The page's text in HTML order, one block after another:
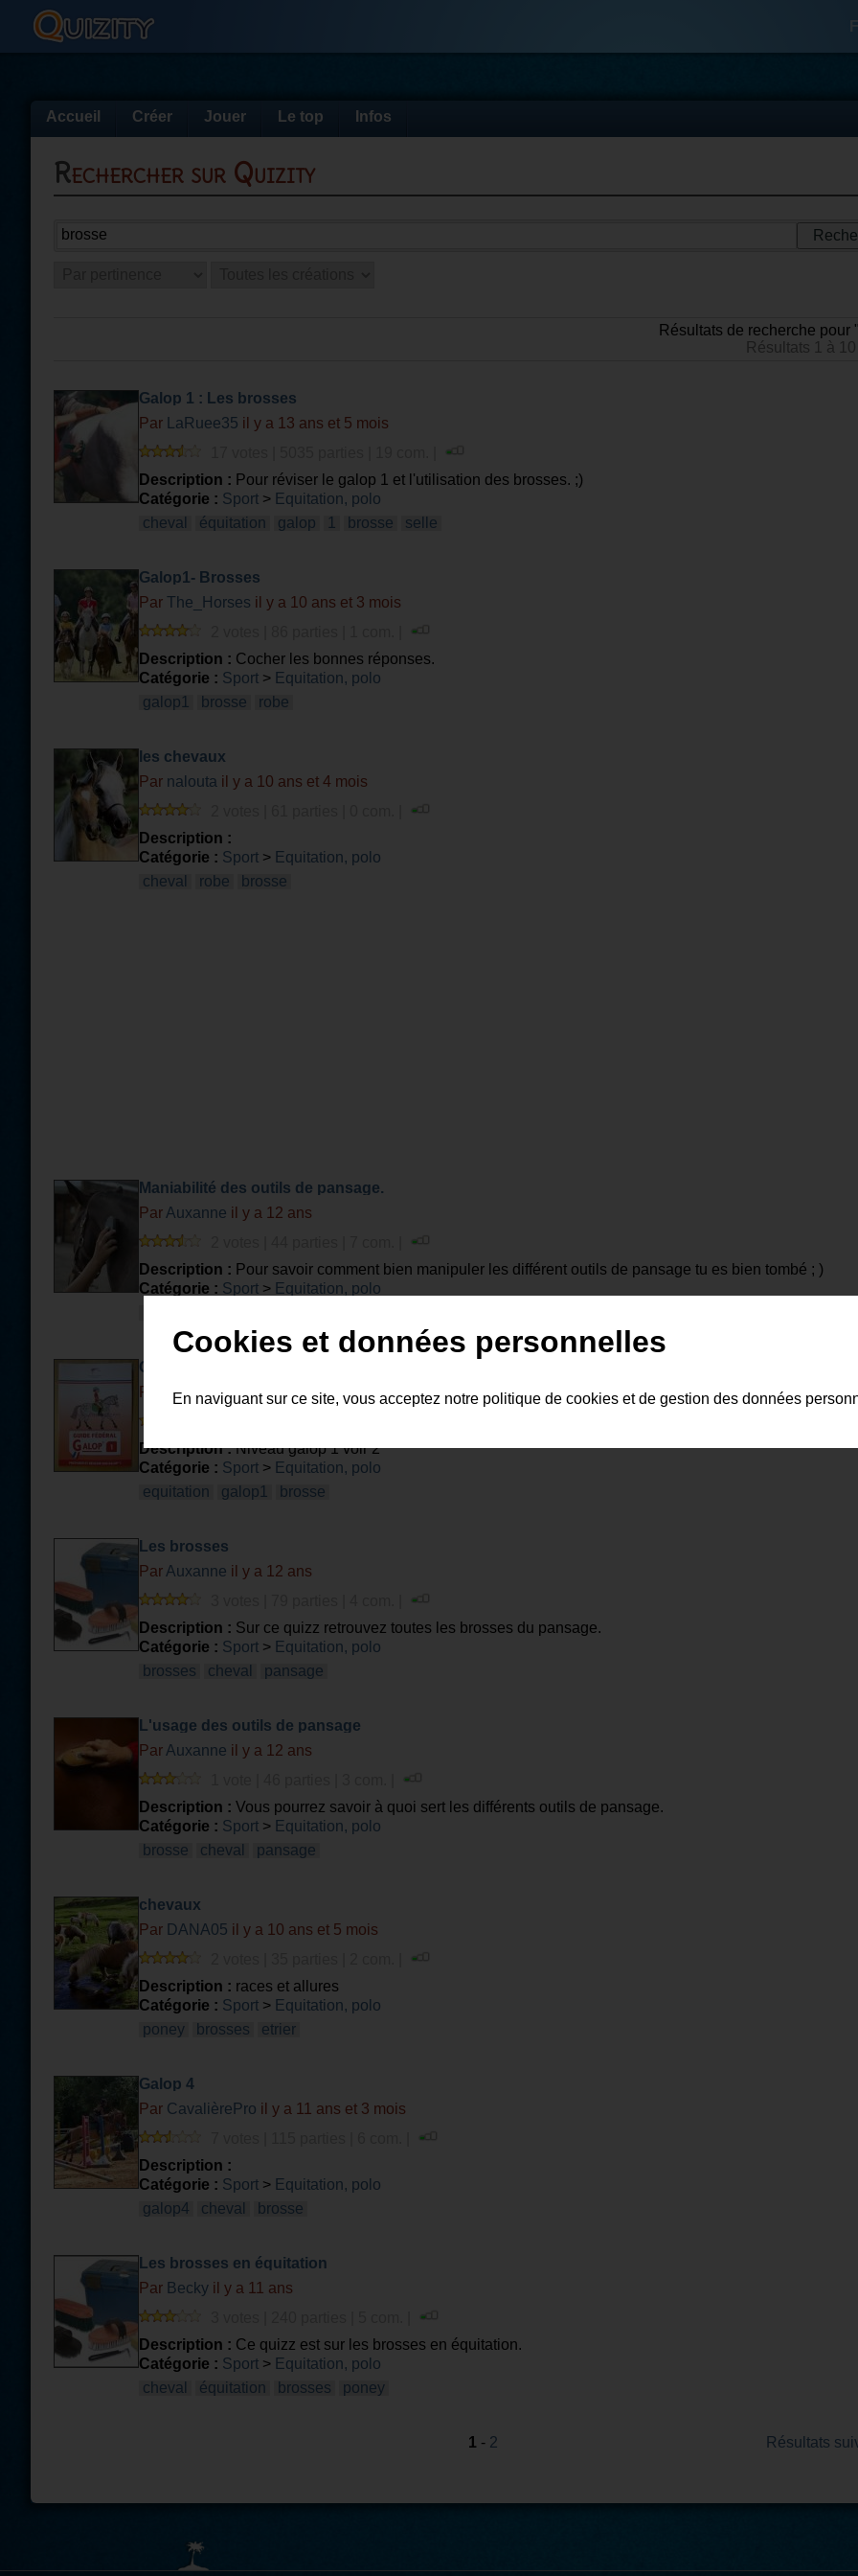
Accueil Créer Jouer Le top Infos
Rechercher sur Quizity
Résultats de recherche pour "
Résultats 1 à
Galop 1 : Les brosses
Par
LaRuee35 il y a 13 ans et 5 mois
Description : Pour réviser le galop 1 et l'utilisation des brosses. ;)
Catégorie : Sport > Equitation, polo
cheval
équitation galop 1 brosse selle
Galop1- Brosses
Par The_Horses il y a 10 ans et 3 mois
Description : Cocher les bonnes réponses.
Catégorie : Sport > Equitation, polo
galop1
brosse robe
les chevaux
Par nalouta il y a 10 ans et 4 mois
Description :
Catégorie : Sport > Equitation, polo
cheval
robe brosse
Maniabilité des outils de pansage.
Par Auxanne il y a 12 ans
Description : Pour savoir comment bien manipuler les différent outils de pansage tu es bien tombé ; )
Catégorie : Sport > Equitation, polo
Galop 1 > Les brosses
Par
agathouil y a 12 ans et 3 mois
Description :Niveau galop 1 voir 2
Catégorie : Sport > Equitation, polo
equitation
galop1 brosse
Les brosses
Par Auxanne il y a 12 ans
Description : Sur ce quizz retrouvez toutes les brosses du pansage.
Catégorie : Sport > Equitation, polo
brosses
cheval pansage
L'usage des outils de pansage
Par Auxanne il y a 12 ans
Description : Vous pourrez savoir à quoi sert les différents outils de pansage.
Catégorie : Sport > Equitation, polo
brosse
cheval pansage
chevaux
Par DANA05 il y a 10 ans et 5 mois
Description : races et allures
Catégorie : Sport > Equitation, polo
poney
brosses etrier
Galop 4
Par CavalièrePro il y a 11 ans et 3 mois
Description :
Catégorie : Sport > Equitation, polo
galop4
cheval brosse
Les brosses en équitation
Par Becky il y a 11 ans
Description : Ce quizz est sur les brosses en équitation.
Catégorie : Sport > Equitation, polo
cheval
équitation brosses poney
1 - 2 Résultats
Cookies et données personnelles
En naviguant sur ce site, vous acceptez notre politique de cookies et de gestion des données